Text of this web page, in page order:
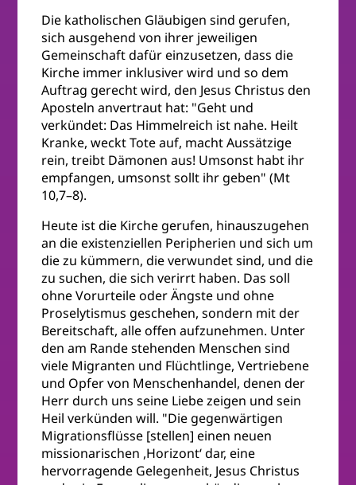
Die katholischen Gläubigen sind gerufen,
sich ausgehend von ihrer jeweiligen
Gemeinschaft dafür einzusetzen, dass die
Kirche immer inklusiver wird und so dem
Auftrag gerecht wird, den Jesus Christus den
Aposteln anvertraut hat: "Geht und
verkündet: Das Himmelreich ist nahe. Heilt
Kranke, weckt Tote auf, macht Aussätzige
rein, treibt Dämonen aus! Umsonst habt ihr
empfangen, umsonst sollt ihr geben" (Mt
10,7–8).
Heute ist die Kirche gerufen, hinauszugehen
an die existenziellen Peripherien und sich um
die zu kümmern, die verwundet sind, und die
zu suchen, die sich verirrt haben. Das soll
ohne Vorurteile oder Ängste und ohne
Proselytismus geschehen, sondern mit der
Bereitschaft, alle offen aufzunehmen. Unter
den am Rande stehenden Menschen sind
viele Migranten und Flüchtlinge, Vertriebene
und Opfer von Menschenhandel, denen der
Herr durch uns seine Liebe zeigen und sein
Heil verkünden will. "Die gegenwärtigen
Migrationsflüsse [stellen] einen neuen
missionarischen ,Horizont‘ dar, eine
hervorragende Gelegenheit, Jesus Christus